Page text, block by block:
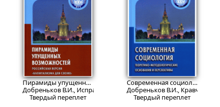
Пред.заказ!
Пирамиды упущенных возможностей. Российская версия "капитализма для своих"
Добреньков В.И., Исправникова Н.Р.
Твердый переплет
Пред.заказ!
Современная социология: теоретико-методологические основания и перспективы
Добреньков В.И., Кравченко
Твердый переплет